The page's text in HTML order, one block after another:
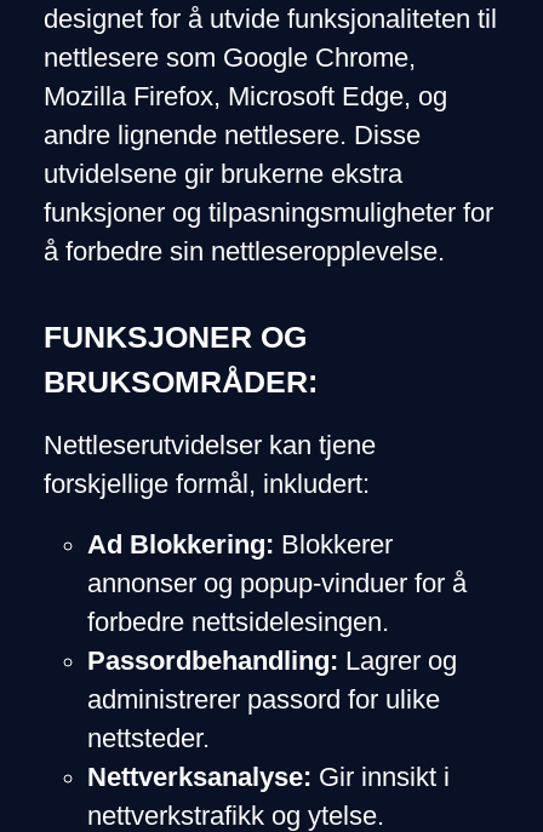
designet for å utvide funksjonaliteten til
nettlesere som Google Chrome,
Mozilla Firefox, Microsoft Edge, og
andre lignende nettlesere. Disse
utvidelsene gir brukerne ekstra
funksjoner og tilpasningsmuligheter for
å forbedre sin nettleseropplevelse.
FUNKSJONER OG
BRUKSOMRÅDER:
Nettleserutvidelser kan tjene
forskjellige formål, inkludert:
Ad Blokkering: Blokkerer
annonser og popup-vinduer for å
forbedre nettsidelesingen.
Passordbehandling: Lagrer og
administrerer passord for ulike
nettsteder.
Nettverksanalyse: Gir innsikt i
nettverkstrafikk og ytelse.